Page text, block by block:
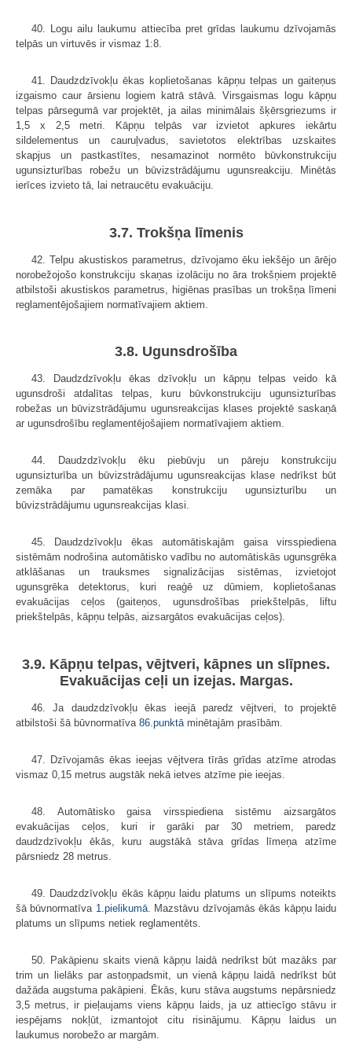
40. Logu ailu laukumu attiecība pret grīdas laukumu dzīvojamās
telpās un virtuvēs ir vismaz 1:8.
41. Daudzdzīvokļu ēkas koplietošanas kāpņu telpas un gaiteņus
izgaismo caur ārsienu logiem katrā stāvā. Virsgaismas logu kāpņu
telpas pārsegumā var projektēt, ja ailas minimālais šķērsgriezums ir
1,5 x 2,5 metri. Kāpņu telpās var izvietot apkures iekārtu
sildelementus un cauruļvadus, savietotos elektrības uzskaites
skapjus un pastkastītes, nesamazinot normēto būvkonstrukciju
ugunsizturības robežu un būvizstrādājumu ugunsreakciju. Minētās
ierīces izvieto tā, lai netraucētu evakuāciju.
3.7. Trokšņa līmenis
42. Telpu akustiskos parametrus, dzīvojamo ēku iekšējo un ārējo
norobežojošo konstrukciju skaņas izolāciju no āra trokšņiem projektē
atbilstoši akustiskos parametrus, higiēnas prasības un trokšņa līmeni
reglamentējošajiem normatīvajiem aktiem.
3.8. Ugunsdrošība
43. Daudzdzīvokļu ēkas dzīvokļu un kāpņu telpas veido kā
ugunsdroši atdalītas telpas, kuru būvkonstrukciju ugunsizturības
robežas un būvizstrādājumu ugunsreakcijas klases projektē saskaņā
ar ugunsdrošību reglamentējošajiem normatīvajiem aktiem.
44. Daudzdzīvokļu ēku piebūvju un pāreju konstrukciju
ugunsizturība un būvizstrādājumu ugunsreakcijas klase nedrīkst būt
zemāka par pamatēkas konstrukciju ugunsizturību un
būvizstrādājumu ugunsreakcijas klasi.
45. Daudzdzīvokļu ēkas automātiskajām gaisa virsspiediena
sistēmām nodrošina automātisko vadību no automātiskās ugunsgrēka
atklāšanas un trauksmes signalizācijas sistēmas, izvietojot
ugunsgrēka detektorus, kuri reaģē uz dūmiem, koplietošanas
evakuācijas ceļos (gaiteņos, ugunsdrošības priekštelpās, liftu
priekštelpās, kāpņu telpās, aizsargātos evakuācijas ceļos).
3.9. Kāpņu telpas, vējtveri, kāpnes un slīpnes.
Evakuācijas ceļi un izejas. Margas.
46. Ja daudzdzīvokļu ēkas ieejā paredz vējtveri, to projektē
atbilstoši šā būvnormatīva 86.punktāminētajām prasībām.
47. Dzīvojamās ēkas ieejas vējtvera tīrās grīdas atzīme atrodas
vismaz 0,15 metrus augstāk nekā ietves atzīme pie ieejas.
48. Automātisko gaisa virsspiediena sistēmu aizsargātos
evakuācijas ceļos, kuri ir garāki par 30 metriem, paredz
daudzdzīvokļu ēkās, kuru augstākā stāva grīdas līmeņa atzīme
pārsniedz 28 metrus.
49. Daudzdzīvokļu ēkās kāpņu laidu platums un slīpums noteikts
šā būvnormatīva 1.pielikumā. Mazstāvu dzīvojamās ēkās kāpņu laidu
platums un slīpums netiek reglamentēts.
50. Pakāpienu skaits vienā kāpņu laidā nedrīkst būt mazāks par
trim un lielāks par astoņpadsmit, un vienā kāpņu laidā nedrīkst būt
dažāda augstuma pakāpieni. Ēkās, kuru stāva augstums nepārsniedz
3,5 metrus, ir pieļaujams viens kāpņu laids, ja uz attiecīgo stāvu ir
iespējams nokļūt, izmantojot citu risinājumu. Kāpņu laidus un
laukumus norobežo ar margām.